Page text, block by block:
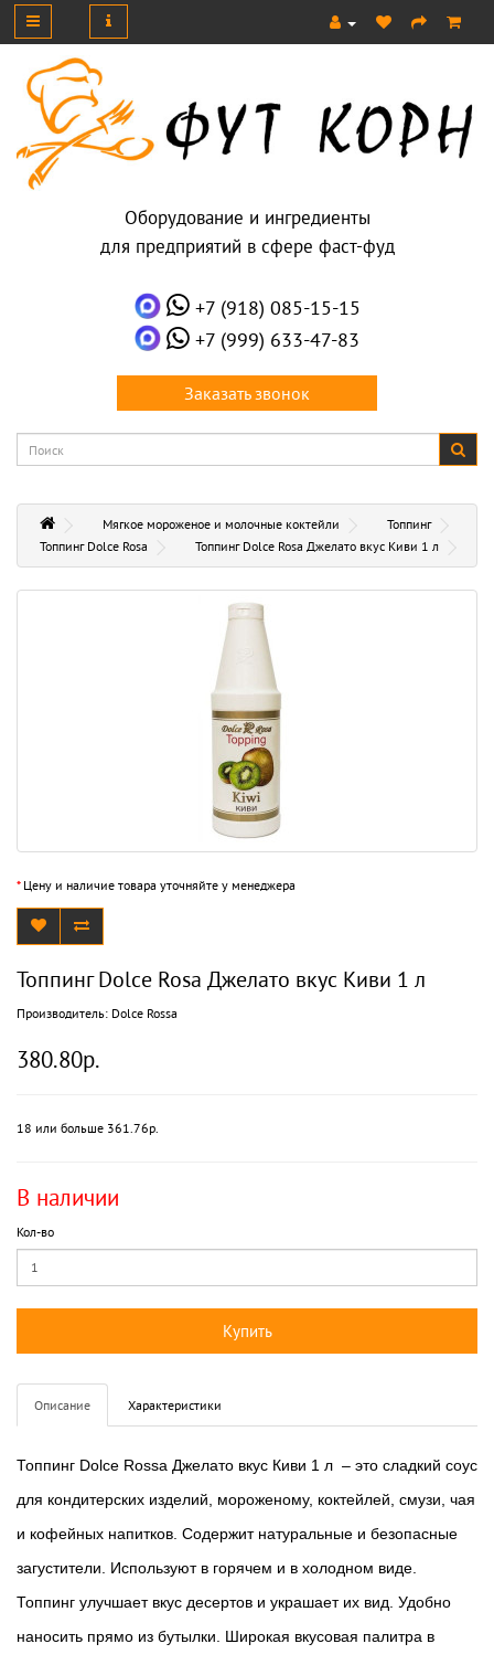
Оборудование и ингредиенты
для предприятий в сфере фаст-фуд
+7 (918) 085-15-15
+7 (999) 633-47-83
Заказать звонок
Мягкое мороженое и молочные коктейли
Топпинг
Топпинг Dolce Rosa
Топпинг Dolce Rosa Джелато вкус Киви 1 л
*Цену и наличие товара уточняйте у менеджера
Топпинг Dolce Rosa Джелато вкус Киви 1 л
Производитель: Dolce Rossa
380.80р.
18 или больше 361.76р.
В наличии
Кол-во
Купить
Описание Характеристики
Топпинг Dolce Rossa Джелато вкус Киви 1 л – это сладкий соус
для кондитерских изделий, мороженому, коктейлей, смузи, чая
и кофейных напитков. Содержит натуральные и безопасные
загустители. Используют в горячем и в холодном виде.
Топпинг улучшает вкус десертов и украшает их вид. Удобно
наносить прямо из бутылки. Широкая вкусовая палитра в